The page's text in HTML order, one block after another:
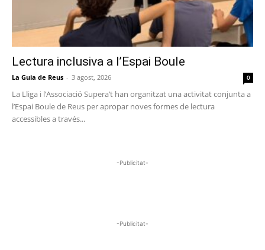
Lectura inclusiva a l’Espai Boule
La Guia de Reus - 3 agost, 2026 0
La Lliga i l’Associació Supera’t han organitzat una activitat conjunta a
l’Espai Boule de Reus per apropar noves formes de lectura
accessibles a través...
-Publicitat-
-Publicitat-